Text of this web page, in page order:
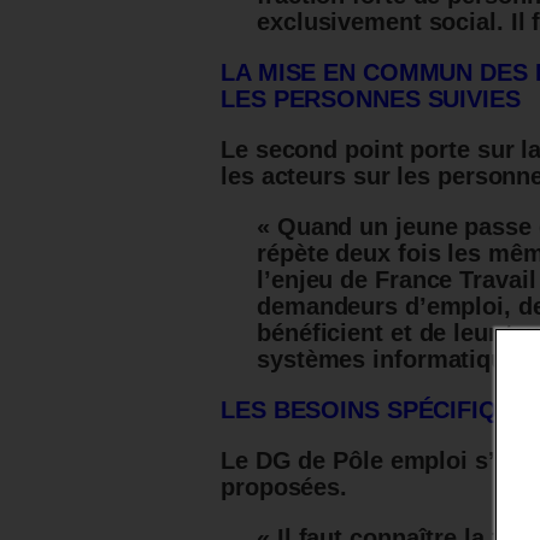
exclusivement social. Il
LA MISE EN COMMUN DES
LES PERSONNES SUIVIES
Le second point porte sur
les acteurs sur les
« Quand un jeune
répète deux fois les
l’enjeu de France
demandeurs d’emploi,
bénéficient et de leur
systèmes informatiques
LES BESOINS
Le DG de Pôle emploi
proposées.